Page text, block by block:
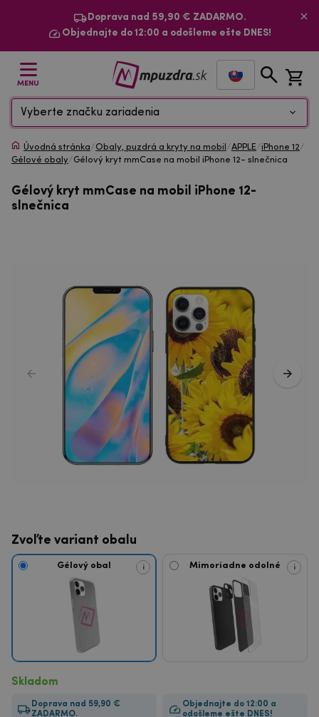
Doprava nad 59,90 € ZADARMO.
Objednajte do 12:00 a odošleme ešte DNES!
MENU
Vyberte značku zariadenia
Úvodná stránka/Obaly, puzdrá a kryty na mobil /APPLE/iPhone 12/
Gélové obaly/Gélový kryt mmCase na mobil iPhone 12- slnečnica
Gélový kryt mmCase na mobil iPhone 12-
slnečnica
Zvoľte variant obalu
Gélový obal i Mimoriadne odolné i
Skladom
Doprava nad 59,90 €
ZADARMO.
Objednajte do 12:00 a
odošleme ešte DNES!